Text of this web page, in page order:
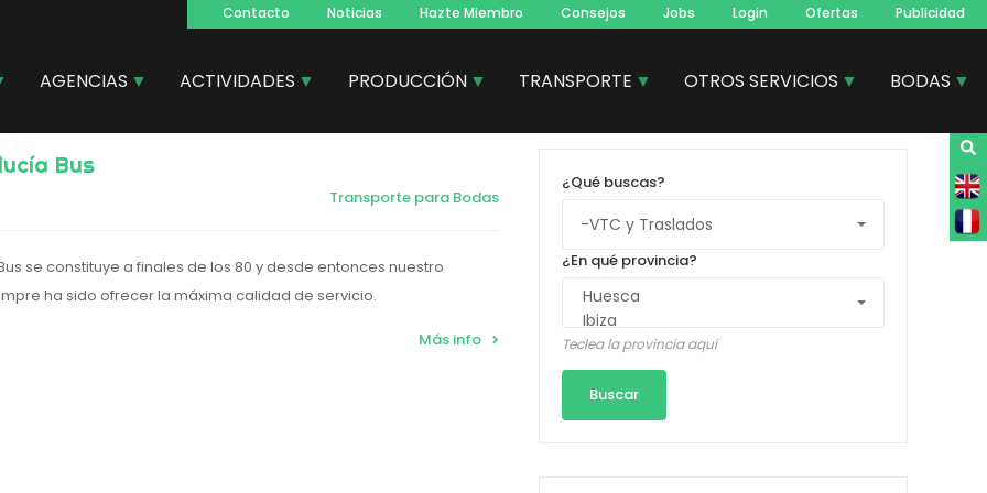
Navegacion
principal
Contacto Noticias Hazte Miembro Consejos Jobs Login Ofertas Publicidad
AGENCIAS ACTIVIDADES PRODUCCIÓN TRANSPORTE OTROS SERVICIOS BODAS
Transporte para Bodas
Bus
se constituye a finales de los 80 y desde entonces nuestro
ha sido ofrecer la máxima calidad de servicio.
Más info
¿Qué buscas?
¿En qué provincia?
Teclea la provincia aquí